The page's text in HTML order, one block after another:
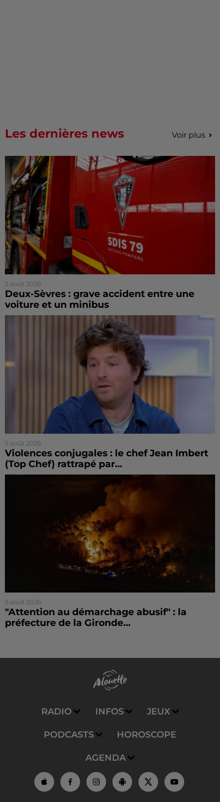
Les dernières news Voir plus
5 août 2026
Deux-Sèvres : grave accident entre une
voiture et un minibus
5 août 2026
Violences conjugales : le chef Jean Imbert
(Top Chef) rattrapé par...
5 août 2026
"Attention au démarchage abusif" : la
préfecture de la Gironde...
RADIO INFOS JEUX
PODCASTS HOROSCOPE
AGENDA